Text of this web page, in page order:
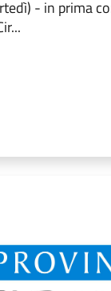
- in prima